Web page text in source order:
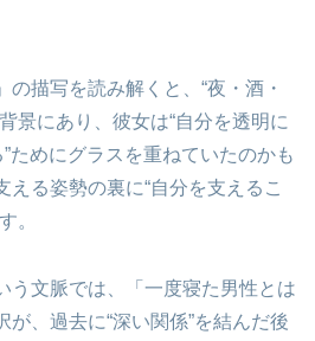
描写を読み解くと、“夜・酒・
景にあり、彼女は“自分を透明に
ためにグラスを重ねていたのかも
える姿勢の裏に“自分を支えるこ
。
う文脈では、「一度寝た男性とは
が、過去に“深い関係”を結んだ後